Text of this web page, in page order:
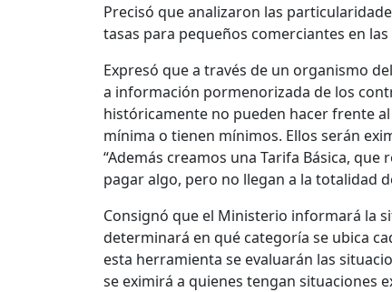
Precisó que analizaron las
tasas para pequeños comerciantes en
Expresó que a través de un organismo
a información pormenorizada de los
históricamente no pueden hacer frente
mínima o tienen mínimos. Ellos serán
“Además creamos una Tarifa Básica,
pagar algo, pero no llegan a la totalidad
Consignó que el Ministerio informará la
determinará en qué categoría se ubica
esta herramienta se evaluarán las
se eximirá a quienes tengan situaciones